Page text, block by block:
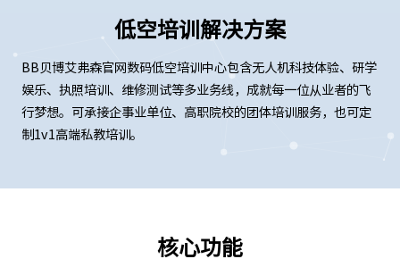
低空培训解决方案
BB贝博艾弗森官网数码低空培训中心包含无人机科技体验、研学
娱乐、执照培训、维修测试等多业务线，成就每一位从业者的飞
行梦想。可承接企事业单位、高职院校的团体培训服务，也可定
制1v1高端私教培训。
核心功能